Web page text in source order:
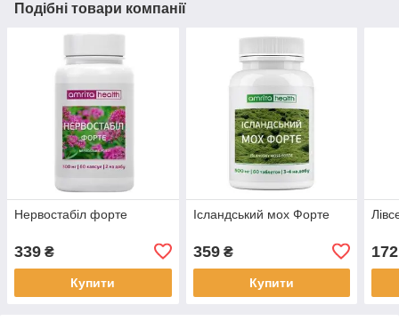
Подібні товари компанії
Нервостабіл форте
339 ₴
Купити
Ісландський мох Форте
359₴
Купити
172